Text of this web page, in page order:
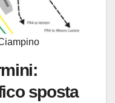
sposta